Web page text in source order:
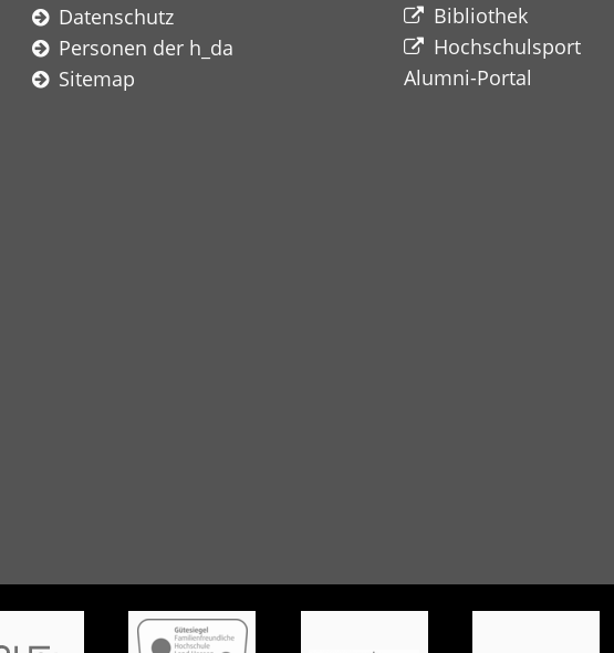
Datenschutz
Personen der h_da
Sitemap
Bibliothek
Hochschulsport
Alumni-Portal​​​​​​​